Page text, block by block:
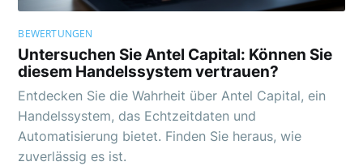
BEWERTUNGEN
Untersuchen Sie Antel Capital: Können Sie
diesem Handelssystem vertrauen?
Entdecken Sie die Wahrheit über Antel Capital, ein
Handelssystem, das Echtzeitdaten und
Automatisierung bietet. Finden Sie heraus, wie
zuverlässig es ist.